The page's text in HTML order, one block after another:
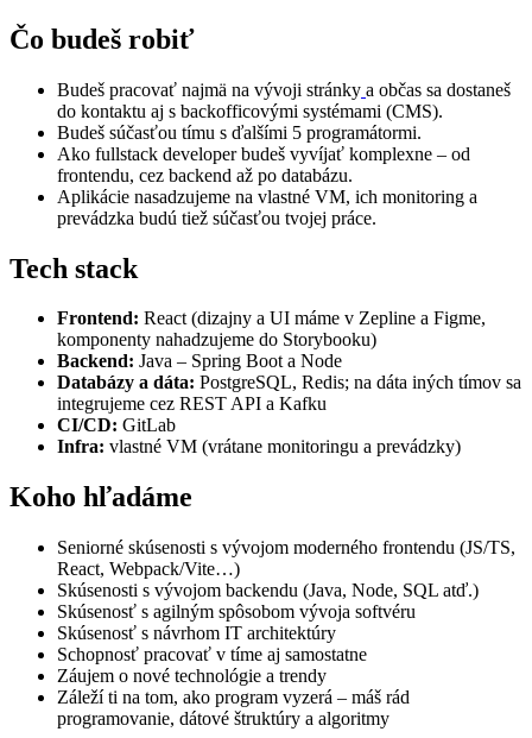
Čo budeš robiť
Budeš pracovať najmä na vývoji stránky a občas sa dostaneš
do kontaktu aj s backofficovými systémami (CMS).
Budeš súčasťou tímu s ďalšími 5 programátormi.
Ako fullstack developer budeš vyvíjať komplexne – od
frontendu, cez backend až po databázu.
Aplikácie nasadzujeme na vlastné VM, ich monitoring a
prevádzka budú tiež súčasťou tvojej práce.
Tech stack
Frontend: React (dizajny a UI máme v Zepline a Figme,
komponenty nahadzujeme do Storybooku)
Backend: Java – Spring Boot a Node
Databázy a dáta: PostgreSQL, Redis; na dáta iných tímov sa
integrujeme cez REST API a Kafku
CI/CD: GitLab
Infra: vlastné VM (vrátane monitoringu a prevádzky)
Koho hľadáme
Seniorné skúsenosti s vývojom moderného frontendu (JS/TS,
React, Webpack/Vite…)
Skúsenosti s vývojom backendu (Java, Node, SQL atď.)
Skúsenosť s agilným spôsobom vývoja softvéru
Skúsenosť s návrhom IT architektúry
Schopnosť pracovať v tíme aj samostatne
Záujem o nové technológie a trendy
Záleží ti na tom, ako program vyzerá – máš rád
programovanie, dátové štruktúry a algoritmy